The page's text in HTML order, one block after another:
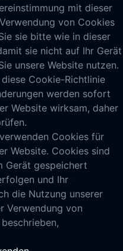
mit dieser
von Cookies
sie bitte wie in dieser
sie nicht auf Ihr Gerät
unsere Website nutzen.
Cookie-Richtlinie
werden sofort
Website wirksam, daher
Cookies für
Website. Cookies sind
Gerät gespeichert
und Ihr
die Nutzung unserer
Verwendung von